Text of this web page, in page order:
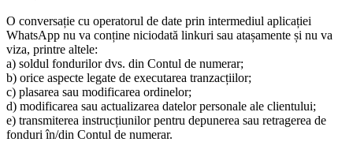
O conversație cu operatorul de date prin intermediul aplicației
WhatsApp nu va conține niciodată linkuri sau atașamente și nu va
viza, printre altele:
a) soldul fondurilor dvs. din Contul de numerar;
b) orice aspecte legate de executarea tranzacțiilor;
c) plasarea sau modificarea ordinelor;
d) modificarea sau actualizarea datelor personale ale clientului;
e) transmiterea instrucțiunilor pentru depunerea sau retragerea de
fonduri în/din Contul de numerar.